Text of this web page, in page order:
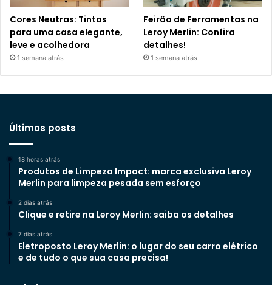
Cores Neutras: Tintas
para uma casa elegante,
leve e acolhedora
1 semana atrás
Feirão de Ferramentas na
Leroy Merlin: Confira
detalhes!
1 semana atrás
Últimos posts
18 horas atrás
Produtos de Limpeza Impact: marca exclusiva Leroy
Merlin para limpeza pesada sem esforço
2 dias atrás
Clique e retire na Leroy Merlin: saiba os detalhes
7 dias atrás
Eletroposto Leroy Merlin: o lugar do seu carro elétrico
e de tudo o que sua casa precisa!